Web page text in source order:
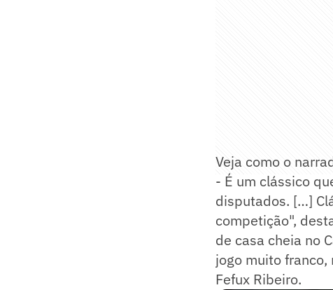
Veja como o
- É um clássico
disputados. […]
competição",
de casa cheia no
jogo muito
Fefux Ribeiro.